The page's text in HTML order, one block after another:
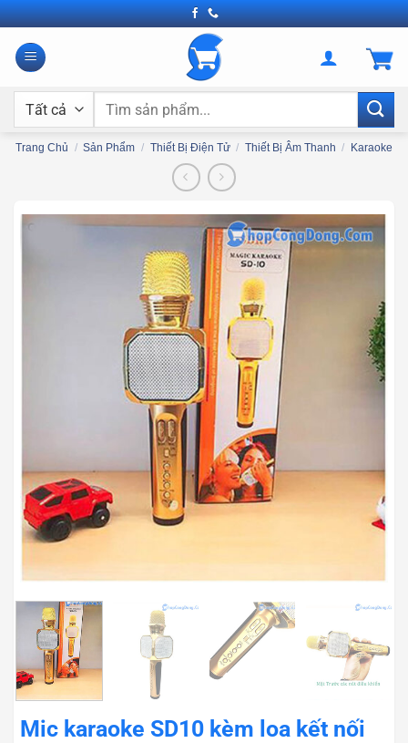
Bỏ
qua
nội
Tìm
Trang Chủ / Sản Phẩm / Thiết Bị Điện Tử / Thiết Bị Âm Thanh / Karaoke
Mic karaoke SD10 kèm loa kết nối